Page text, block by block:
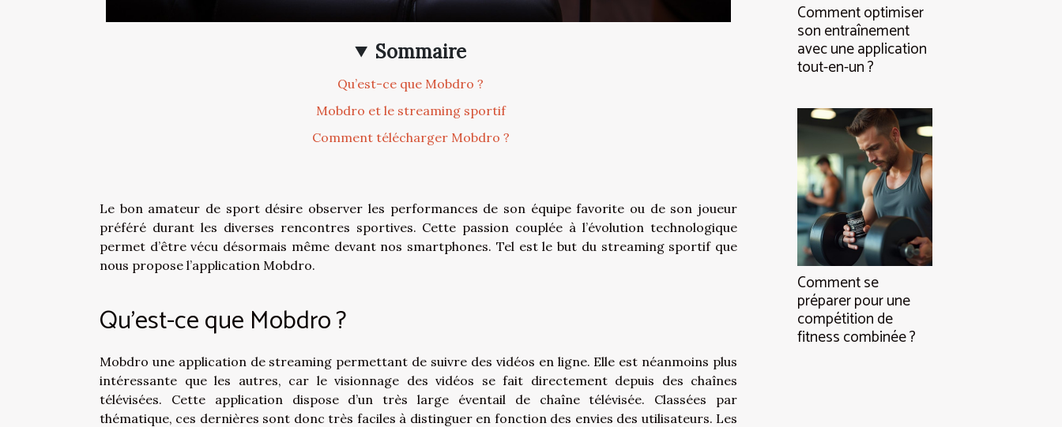
Sommaire
Qu’est-ce que Mobdro ?
Mobdro et le streaming sportif
Comment télécharger Mobdro ?
Le bon amateur de sport désire observer les performances de son équipe favorite ou de son joueur
préféré durant les diverses rencontres sportives. Cette passion couplée à l’évolution technologique
permet d’être vécu désormais même devant nos smartphones. Tel est le but du streaming sportif que
nous propose l’application Mobdro.
Qu’est-ce que Mobdro ?
Mobdro une application de streaming permettant de suivre des vidéos en ligne. Elle est néanmoins plus
intéressante que les autres, car le visionnage des vidéos se fait directement depuis des chaînes
télévisées. Cette application dispose d’un très large éventail de chaîne télévisée. Classées par
thématique, ces dernières sont donc très faciles à distinguer en fonction des envies des utilisateurs. Les
Comment optimiser
son entraînement
avec une application
tout-en-un ?
Comment se
préparer pour une
compétition de
fitness combinée ?